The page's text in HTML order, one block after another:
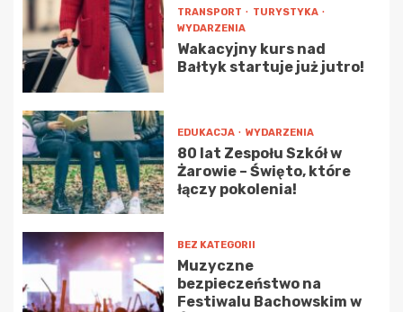
TRANSPORT
TURYSTYKA
WYDARZENIA
Wakacyjny kurs nad
Bałtyk startuje już jutro!
EDUKACJA WYDARZENIA
80 lat Zespołu Szkół w
Żarowie – Święto, które
łączy pokolenia!
BEZ KATEGORII
Muzyczne
bezpieczeństwo na
Festiwalu Bachowskim w